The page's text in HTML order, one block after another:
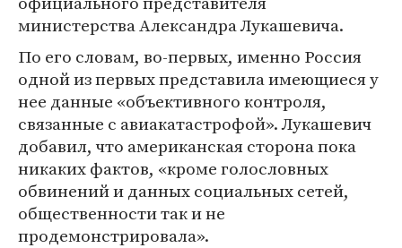
министерства Александра Лукашевича.
По его словам, во-первых, именно Россия
одной из первых представила имеющиеся у
нее данные «объективного контроля,
связанные с авиакатастрофой». Лукашевич
добавил, что американская сторона пока
никаких фактов, «кроме голословных
обвинений и данных социальных сетей,
общественности так и не
продемонстрировала».